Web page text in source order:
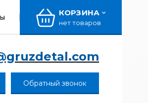
КОРЗИНА
нет товаров
Обратный звонок